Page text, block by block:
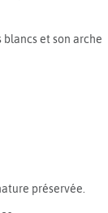
et son arche
préservée.